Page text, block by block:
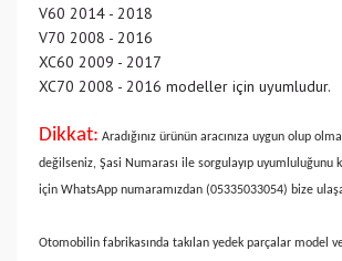
V60 2014 - 2018
V70 2008 - 2016
XC60 2009 - 2017
XC70 2008 - 2016 modeller için uyumludur.
Dikkat: Aradığınız ürünün aracınıza uygun olup
değilseniz, Şasi Numarası ile sorgulayıp uyumluluğunu
için WhatsApp numaramızdan (05335033054) bize
Otomobilin fabrikasında takılan yedek parçalar model